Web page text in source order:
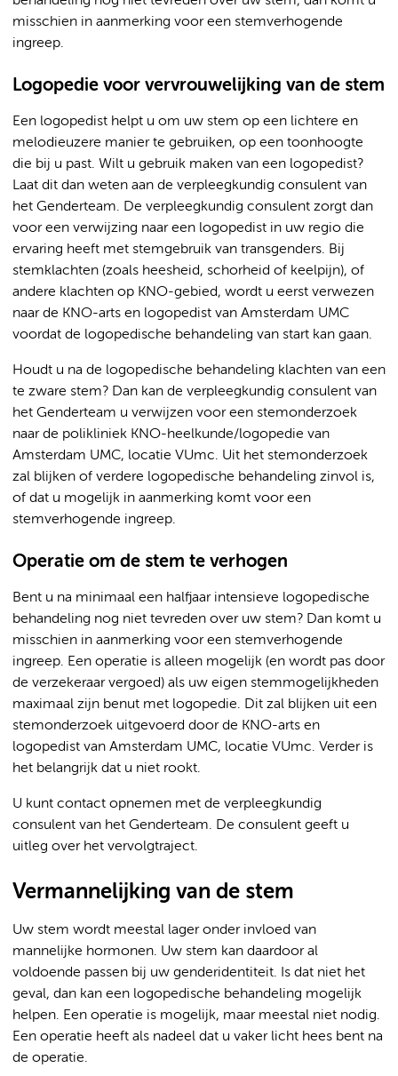
misschien in aanmerking voor een stemverhogende
ingreep.
Logopedie voor vervrouwelijking van de stem
Een logopedist helpt u om uw stem op een lichtere en
melodieuzere manier te gebruiken, op een toonhoogte
die bij u past. Wilt u gebruik maken van een logopedist?
Laat dit dan weten aan de verpleegkundig consulent van
het Genderteam. De verpleegkundig consulent zorgt dan
voor een verwijzing naar een logopedist in uw regio die
ervaring heeft met stemgebruik van transgenders. Bij
stemklachten (zoals heesheid, schorheid of keelpijn), of
andere klachten op KNO-gebied, wordt u eerst verwezen
naar de KNO-arts en logopedist van Amsterdam UMC
voordat de logopedische behandeling van start kan gaan.
Houdt u na de logopedische behandeling klachten van een
te zware stem? Dan kan de verpleegkundig consulent van
het Genderteam u verwijzen voor een stemonderzoek
naar de polikliniek KNO-heelkunde/logopedie van
Amsterdam UMC, locatie VUmc. Uit het stemonderzoek
zal blijken of verdere logopedische behandeling zinvol is,
of dat u mogelijk in aanmerking komt voor een
stemverhogende ingreep.
Operatie om de stem te verhogen
Bent u na minimaal een halfjaar intensieve logopedische
behandeling nog niet tevreden over uw stem? Dan komt u
misschien in aanmerking voor een stemverhogende
ingreep. Een operatie is alleen mogelijk (en wordt pas door
de verzekeraar vergoed) als uw eigen stemmogelijkheden
maximaal zijn benut met logopedie. Dit zal blijken uit een
stemonderzoek uitgevoerd door de KNO-arts en
logopedist van Amsterdam UMC, locatie VUmc. Verder is
het belangrijk dat u niet rookt.
U kunt contact opnemen met de verpleegkundig
consulent van het Genderteam. De consulent geeft u
uitleg over het vervolgtraject.
Vermannelijking van de stem
Uw stem wordt meestal lager onder invloed van
mannelijke hormonen. Uw stem kan daardoor al
voldoende passen bij uw genderidentiteit. Is dat niet het
geval, dan kan een logopedische behandeling mogelijk
helpen. Een operatie is mogelijk, maar meestal niet nodig.
Een operatie heeft als nadeel dat u vaker licht hees bent na
de operatie.